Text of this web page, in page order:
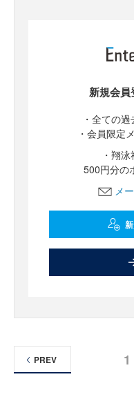
新規会員
・全ての
・会員限定
・翔
500円分の
メ
1
PREV